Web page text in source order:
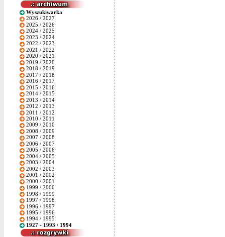
Wyszukiwarka
2026 / 2027
2025 / 2026
2024 / 2025
2023 / 2024
2022 / 2023
2021 / 2022
2020 / 2021
2019 / 2020
2018 / 2019
2017 / 2018
2016 / 2017
2015 / 2016
2014 / 2015
2013 / 2014
2012 / 2013
2011 / 2012
2010 / 2011
2009 / 2010
2008 / 2009
2007 / 2008
2006 / 2007
2005 / 2006
2004 / 2005
2003 / 2004
2002 / 2003
2001 / 2002
2000 / 2001
1999 / 2000
1998 / 1999
1997 / 1998
1996 / 1997
1995 / 1996
1994 / 1995
1927 - 1993 / 1994